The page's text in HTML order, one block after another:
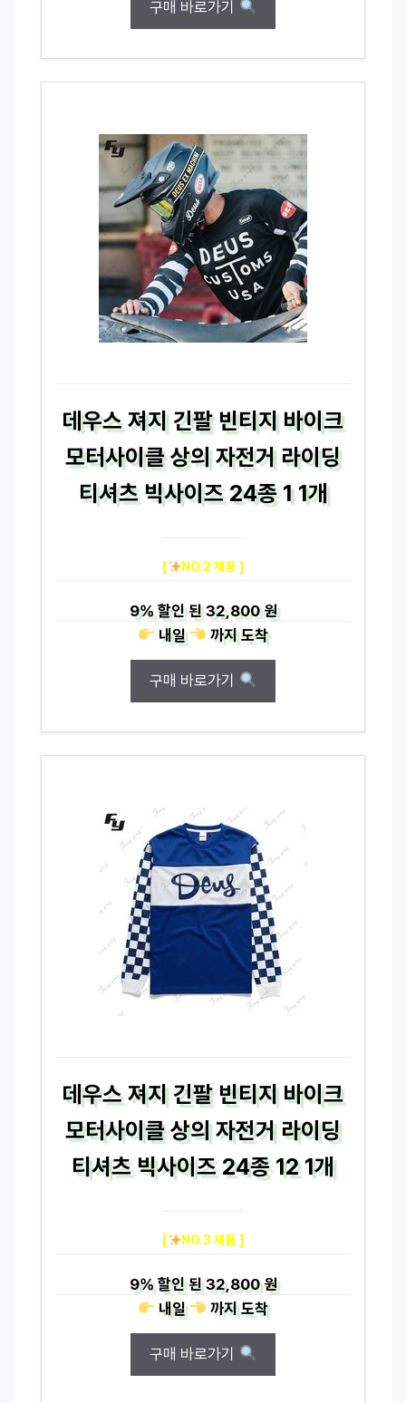
구매 바로가기
데우스 져지 긴팔 빈티지 바이크
모터사이클 상의 자전거 라이딩
티셔츠 빅사이즈 24종 1 1개
[ NO.2 제품 ]
9%할인 된32,800 원
내일
까지도착
구매 바로가기
데우스 져지 긴팔 빈티지 바이크
모터사이클 상의 자전거 라이딩
티셔츠 빅사이즈 24종 12 1개
[ NO.3 제품 ]
9%할인 된32,800 원
내일
까지도착
구매 바로가기